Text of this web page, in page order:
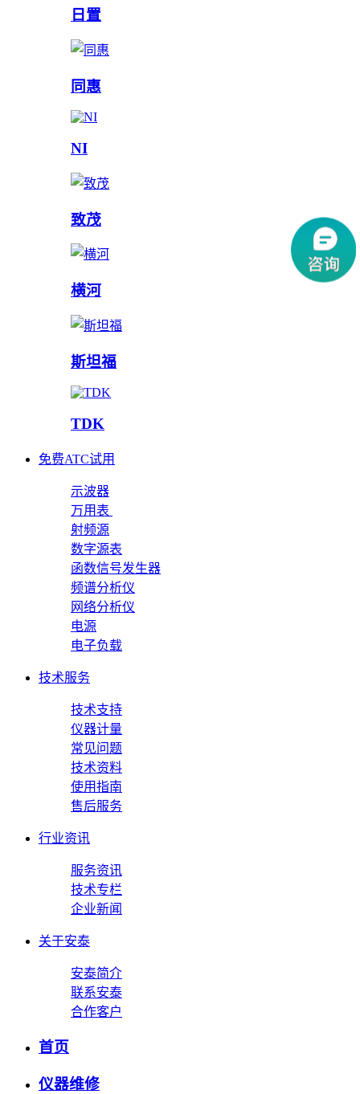
日置
同惠
NI
致茂
横河
斯坦福
TDK
免费ATC试用
示波器
万用表
射频源
数字源表
函数信号发生器
频谱分析仪
网络分析仪
电源
电子负载
技术服务
技术支持
仪器计量
常见问题
技术资料
使用指南
售后服务
行业资讯
服务资讯
技术专栏
企业新闻
关于安泰
安泰简介
联系安泰
合作客户
首页
仪器维修